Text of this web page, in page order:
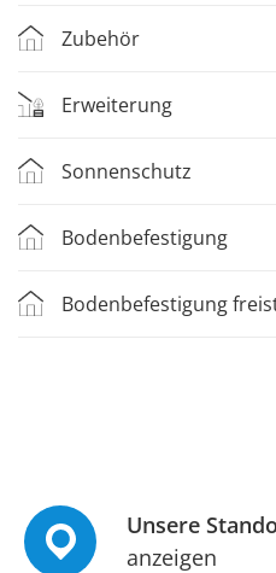
Zubehör
Erweiterung
Sonnenschutz
Bodenbefestigung
Bodenbefestigung
Unsere
anzeigen